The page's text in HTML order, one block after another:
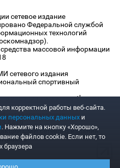
сетевое издание
Федеральной службой
технологий
массовой информации
сетевого издания
спортивный
издания «www.sportbox.ru»:
сетевого издания
8419
СМИ сетевого издания
корректной работы веб-сайта.
персональных данных и
. Нажмите на кнопку «Хорошо»,
файлов cookie. Если нет, то
браузера